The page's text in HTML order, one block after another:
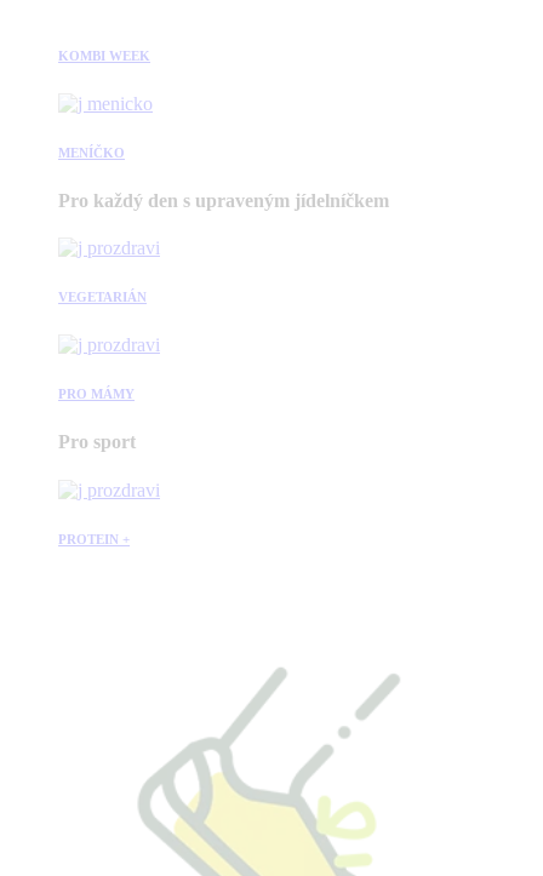
KOMBI WEEK
MENÍČKO
Pro každý den s upraveným jídelníčkem
VEGETARIÁN
PRO MÁMY
Pro sport
PROTEIN +